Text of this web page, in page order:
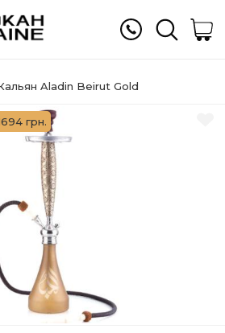
Aladin Beirut Gold
грн.